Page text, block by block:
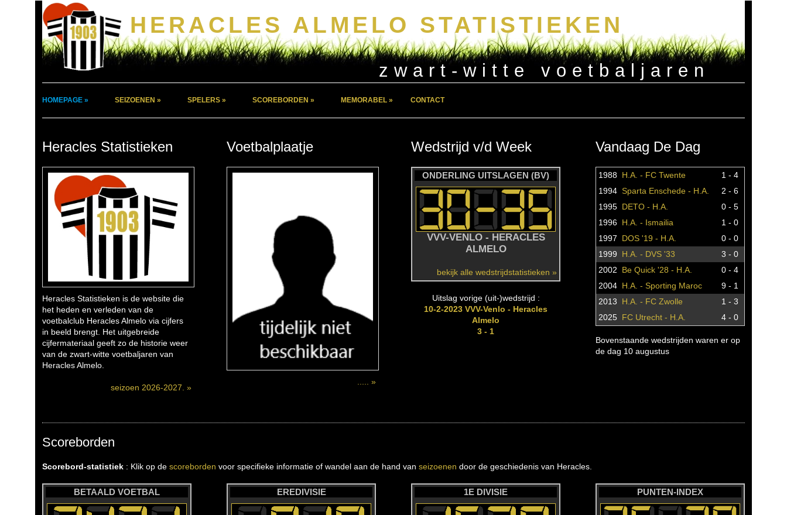
HERACLES ALMELO STATISTIEKEN
zwart-witte voetbaljaren
HOMEPAGE » SEIZOENEN » SPELERS » SCOREBORDEN » MEMORABEL » CONTACT
Heracles Statistieken
Heracles Statistieken is de website die
het heden en verleden van de
voetbalclub Heracles Almelo via cijfers
in beeld brengt. Het uitgebreide
cijfermateriaal geeft zo de historie weer
van de zwart-witte voetbaljaren van
Heracles Almelo.
seizoen 2026-2027. »
Voetbalplaatje
..... »
Wedstrijd v/d Week
ONDERLING UITSLAGEN (BV)
VVV-VENLO - HERACLES
ALMELO
bekijk alle wedstrijdstatistieken »
Uitslag vorige (uit-)wedstrijd :
10-2-2023 VVV-Venlo - Heracles
Almelo
3 - 1
Vandaag De Dag
1988 H.A. - FC Twente
1 - 4
1994 Sparta Enschede - H.A.
2 - 6
1995 DETO - H.A.
0 - 5
1996 H.A. - Ismailia
1 - 0
1997
DOS '19 - H.A.
0 - 0
1999
H.A. - DVS '33
3 - 0
2002
Be Quick '28 - H.A.
0 - 4
2004 H.A. - Sporting Maroc
9 - 1
2013
H.A. - FC Zwolle
1 - 3
2025 FC Utrecht - H.A. 4 - 0
Bovenstaande wedstrijden waren er op
de dag 10 augustus
Scoreborden
Scorebord-statistiek : Klik op de scoreborden voor specifieke informatie of wandel aan de hand van seizoenen door de geschiedenis van Heracles.
BETAALD VOETBAL EREDIVISIE 1E DIVISIE PUNTEN-INDEX